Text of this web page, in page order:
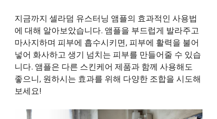
지금까지 셀라덤 유스터닝 앰플의 효과적인 사용법
에 대해 알아보았습니다. 앰플을 부드럽게 발라주고
마사지하며 피부에 흡수시키면, 피부에 활력을 불어
넣어 화사하고 생기 넘치는 피부를 만들어줄 수 있습
니다. 앰플은 다른 스킨케어 제품과 함께 사용해도
좋으니, 원하시는 효과를 위해 다양한 조합을 시도해
보세요!